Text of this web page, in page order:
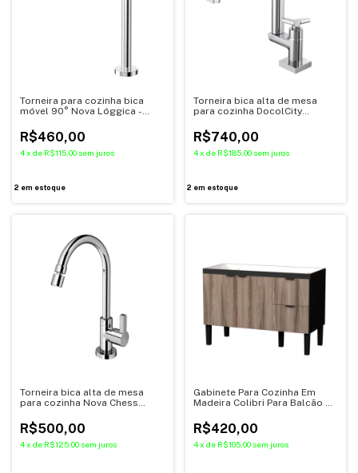
Torneira para cozinha bica
móvel 90° Nova Lóggica -
R$460,00
4x de R$115,00 sem juros
2 em estoque
Torneira bica alta de mesa
para cozinha DocolCity
R$740,00
4 x de R$185,00 sem juros
2 em estoque
Torneira bica alta de mesa
para cozinha Nova Chess
R$500,00
4x de R$125,00 sem juros
Gabinete Para Cozinha Em
Madeira Colibri Para Balcão de
Cozimax
R$420,00
4 x de R$105,00 sem juros